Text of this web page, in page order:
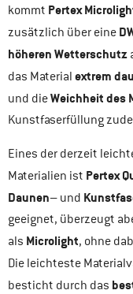
kommt Pertex
zusätzlich über eine
höheren Wetterschutz
das Material extrem
und dieWeichheit des
Kunstfaserfüllung
Eines der derzeit
Materialien ist Pertex
Daunen– und
geeignet, überzeugt
als Microlight, ohne
Die leichteste
besticht durch das